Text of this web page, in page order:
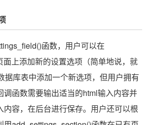
函数，用户可以在
面上添加新的设置选项（简单地说，就
据库表中添加一个新选项，但用户拥有
调函数需要输出适当的html输入内容并
内容，在后台进行保存。用户还可以根